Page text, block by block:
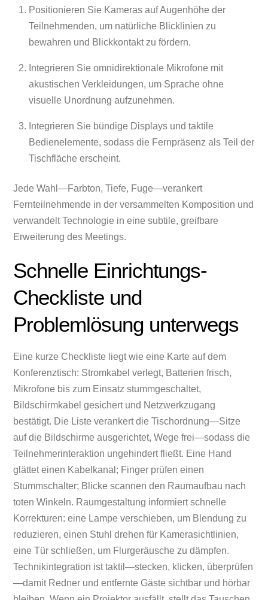
Positionieren Sie Kameras auf Augenhöhe der
Teilnehmenden, um natürliche Blicklinien zu
bewahren und Blickkontakt zu fördern.
Integrieren Sie omnidirektionale Mikrofone mit
akustischen Verkleidungen, um Sprache ohne
visuelle Unordnung aufzunehmen.
Integrieren Sie bündige Displays und taktile
Bedienelemente, sodass die Fernpräsenz als Teil der
Tischfläche erscheint.
Jede Wahl—Farbton, Tiefe, Fuge—verankert
Fernteilnehmende in der versammelten Komposition und
verwandelt Technologie in eine subtile, greifbare
Erweiterung des Meetings.
Schnelle Einrichtungs-
Checkliste und
Problemlösung unterwegs
Eine kurze Checkliste liegt wie eine Karte auf dem
Konferenztisch: Stromkabel verlegt, Batterien frisch,
Mikrofone bis zum Einsatz stummgeschaltet,
Bildschirmkabel gesichert und Netzwerkzugang
bestätigt. Die Liste verankert die Tischordnung—Sitze
auf die Bildschirme ausgerichtet, Wege frei—sodass die
Teilnehmerinteraktion ungehindert fließt. Eine Hand
glättet einen Kabelkanal; Finger prüfen einen
Stummschalter; Blicke scannen den Raumaufbau nach
toten Winkeln. Raumgestaltung informiert schnelle
Korrekturen: eine Lampe verschieben, um Blendung zu
reduzieren, einen Stuhl drehen für Kamerasichtlinien,
eine Tür schließen, um Flurgeräusche zu dämpfen.
Technikintegration ist taktil—stecken, klicken, überprüfen
—damit Redner und entfernte Gäste sichtbar und hörbar